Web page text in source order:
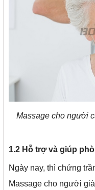
Massage cho người
1.2 Hỗ trợ và giúp
Ngày nay, thì chứng
Massage cho người